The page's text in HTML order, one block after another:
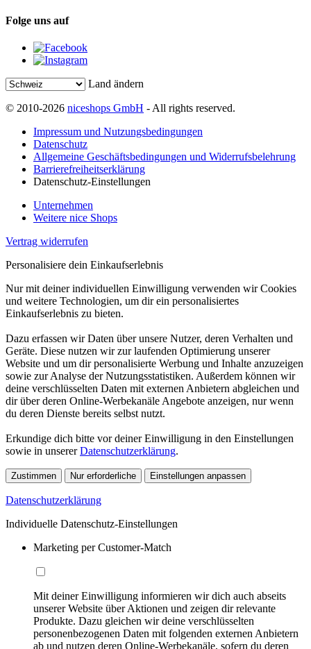
Folge uns auf
Land ändern
© 2010-2026 niceshops GmbH - All rights reserved.
Impressum und Nutzungsbedingungen
Datenschutz
Allgemeine Geschäftsbedingungen und Widerrufsbelehrung
Barrierefreiheitserklärung
Datenschutz-Einstellungen
Unternehmen
Weitere nice Shops
Vertrag widerrufen
Personalisiere dein Einkaufserlebnis
Nur mit deiner individuellen Einwilligung verwenden wir Cookies
und weitere Technologien, um dir ein personalisiertes
Einkaufserlebnis zu bieten.
Dazu erfassen wir Daten über unsere Nutzer, deren Verhalten und
Geräte. Diese nutzen wir zur laufenden Optimierung unserer
Website und um dir personalisierte Werbung und Inhalte anzuzeigen
sowie zur Analyse der Nutzungsstatistiken. Außerdem können wir
deine verschlüsselten Daten mit externen Anbietern abgleichen und
dir über deren Online-Werbekanäle Angebote anzeigen, nur wenn
du deren Dienste bereits selbst nutzt.
Erkundige dich bitte vor deiner Einwilligung in den Einstellungen
sowie in unsererDatenschutzerklärung.
Zustimmen Nur erforderliche Einstellungen anpassen
Datenschutzerklärung
Individuelle Datenschutz-Einstellungen
Marketing per Customer-Match
Mit deiner Einwilligung informieren wir dich auch abseits
unserer Website über Aktionen und zeigen dir relevante
Produkte. Dazu gleichen wir deine verschlüsselten
personenbezogenen Daten mit folgenden externen Anbietern
ab und nutzen deren Online-Werbekanäle, sofern du deren